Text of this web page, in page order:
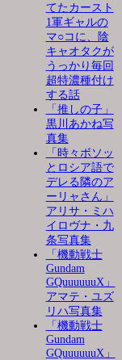
てたカースト
1軍ギャルの
マ○コに、陰
キャオタクが
うっかり毎回
超特濃種付け
する話
「推しの子」
黒川あかね写
真集
「時々ボソッ
とロシア語で
デレる隣のア
ーリャさん」
アリサ・ミハ
イロヴナ・九
条写真集
「機動戦士
Gundam
GQuuuuuuX」
アマテ・ユズ
リハ写真集
「機動戦士
Gundam
GQuuuuuuX」